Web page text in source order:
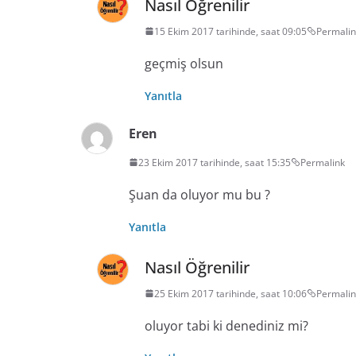
Nasıl Öğrenilir
15 Ekim 2017 tarihinde, saat 09:05
geçmiş olsun
Yanıtla
Eren
23 Ekim 2017 tarihinde, saat 15:35 Permalink
Şuan da oluyor mu bu ?
Yanıtla
Nasıl Öğrenilir
25 Ekim 2017 tarihinde, saat 10:06
oluyor tabi ki denediniz mi?